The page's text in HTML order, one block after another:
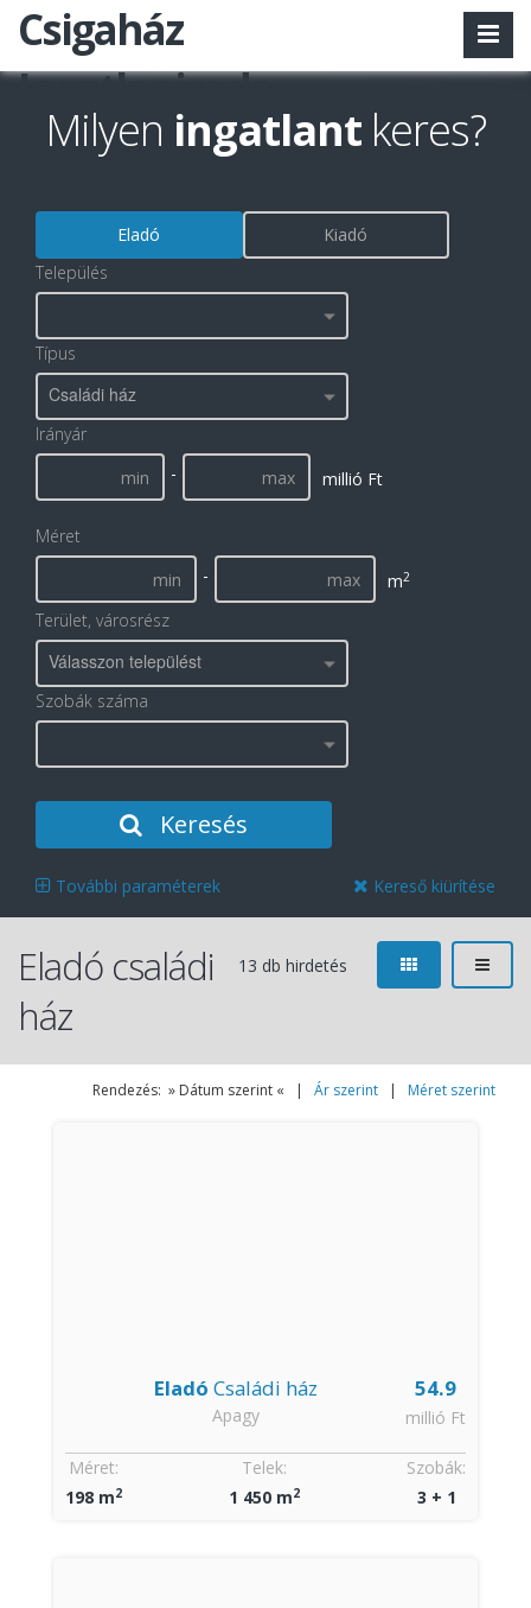
Csigaház
Ingatlaniroda
Milyen ingatlant keres?
Eladó
Kiadó
Település
Típus
Családi ház
Irányár
-
millió Ft
Méret
-
m2
Terület, városrész
Válasszon települést
Szobák száma
Keresés
További paraméterek Kereső kiürítése
13 db hirdetés
Eladó családi
ház
Rendezés: » Dátum szerint « | Ár szerint | Méret szerint
54.9
millió Ft
Eladó Családi ház
Apagy
Szobák:
3 + 1
Méret:
198 m2
Telek:
1 450 m2